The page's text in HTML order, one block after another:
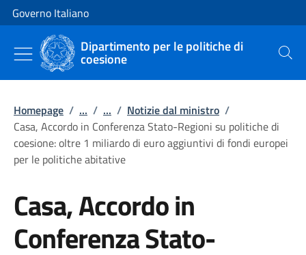
Vai al contenuto
Vai alla navigazione del sito
Governo Italiano
Dipartimento per le politiche di
coesione Cerca
Homepage / ... / ... / Notizie dal ministro /
Casa, Accordo in Conferenza Stato-Regioni su politiche di
coesione: oltre 1 miliardo di euro aggiuntivi di fondi europei
per le politiche abitative
Casa, Accordo in
Conferenza Stato-